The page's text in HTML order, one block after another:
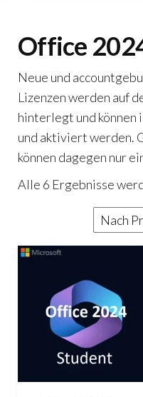
Office
Neue und
Lizenzen werden auf
hinterlegt und
und aktiviert werden.
können dagegen nur
Alle 6 Ergebnisse